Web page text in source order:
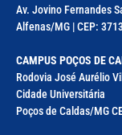
Av. Jovino Fernandes
Alfenas/MG | CEP:
CAMPUS POÇOS DE
Rodovia José Aurélio
Cidade Universitária
Poços de Caldas/MG